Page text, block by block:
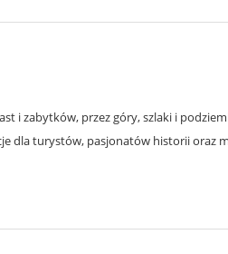
i zabytków, przez góry, szlaki i
dla turystów, pasjonatów historii oraz